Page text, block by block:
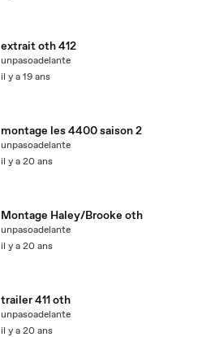
extrait oth 412
unpasoadelante
il y a 19 ans
montage les 4400 saison 2
unpasoadelante
il y a 20 ans
Montage Haley/Brooke oth
unpasoadelante
il y a 20 ans
trailer 411 oth
unpasoadelante
il y a 20 ans